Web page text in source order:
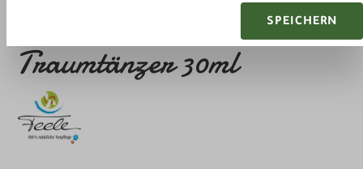
FEELE Pfotenschutzspray
Traumtänzer 30ml
SPEICHERN